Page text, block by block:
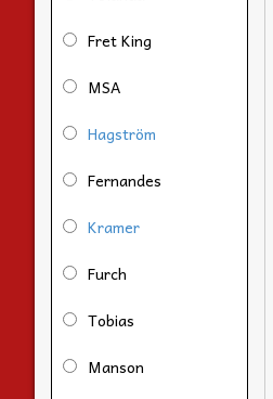
Fret King
MSA
Hagström
Fernandes
Kramer
Furch
Tobias
Manson